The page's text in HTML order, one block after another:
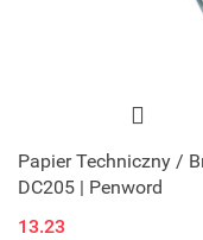
Papier Techniczny /
DC205 | Penword
13.23